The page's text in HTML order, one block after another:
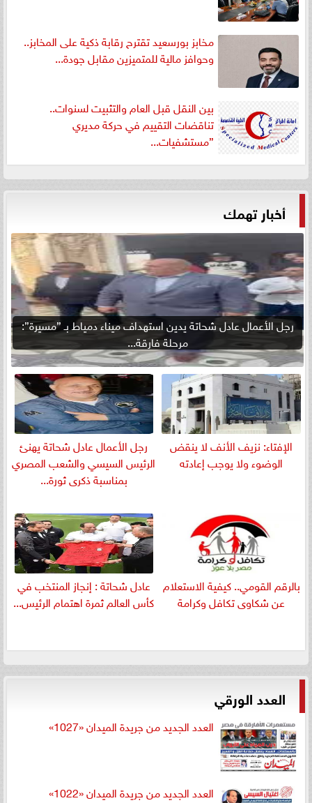
مخابز بورسعيد تقترح رقابة ذكية على المخابز..
وحوافز مالية للمتميزين مقابل جودة...
بين النقل قبل العام والتثبيت لسنوات..
تناقضات التقييم في حركة مديري
”مستشفيات...
أخبار تهمك
رجل الأعمال عادل شحاتة يدين استهداف ميناء دمياط بـ ”مسيرة”:
مرحلة فارقة...
الإفتاء: نزيف الأنف لا ينقض
الوضوء ولا يوجب إعادته
رجل الأعمال عادل شحاتة يهنئ
الرئيس السيسي والشعب المصري
بمناسبة ذكرى ثورة...
بالرقم القومي.. كيفية الاستعلام
عن شكاوى تكافل وكرامة
عادل شحاتة : إنجاز المنتخب في
كأس العالم ثمرة اهتمام الرئيس...
العدد الورقي
العدد الجديد من جريدة الميدان «1027»
العدد الجديد من جريدة الميدان «1022»